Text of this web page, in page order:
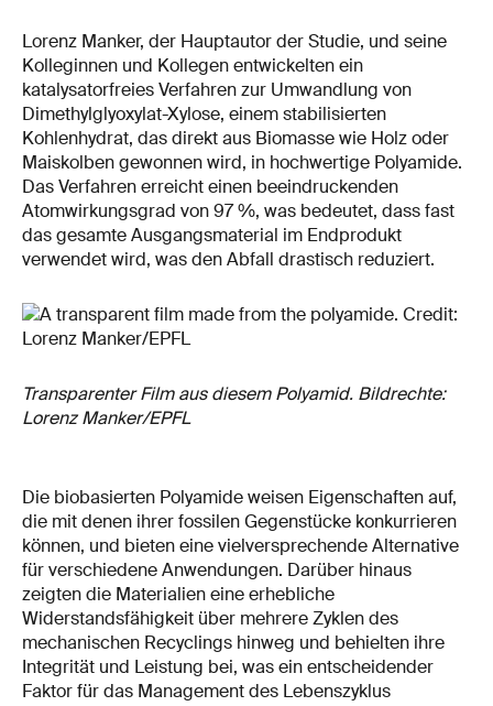
Lorenz Manker, der Hauptautor der Studie, und seine
Kolleginnen und Kollegen entwickelten ein
katalysatorfreies Verfahren zur Umwandlung von
Dimethylglyoxylat-Xylose, einem stabilisierten
Kohlenhydrat, das direkt aus Biomasse wie Holz oder
Maiskolben gewonnen wird, in hochwertige Polyamide.
Das Verfahren erreicht einen beeindruckenden
Atomwirkungsgrad von 97 %, was bedeutet, dass fast
das gesamte Ausgangsmaterial im Endprodukt
verwendet wird, was den Abfall drastisch reduziert.
Transparenter Film aus diesem Polyamid. Bildrechte:
Lorenz Manker/EPFL
Die biobasierten Polyamide weisen Eigenschaften auf,
die mit denen ihrer fossilen Gegenstücke konkurrieren
können, und bieten eine vielversprechende Alternative
für verschiedene Anwendungen. Darüber hinaus
zeigten die Materialien eine erhebliche
Widerstandsfähigkeit über mehrere Zyklen des
mechanischen Recyclings hinweg und behielten ihre
Integrität und Leistung bei, was ein entscheidender
Faktor für das Management des Lebenszyklus